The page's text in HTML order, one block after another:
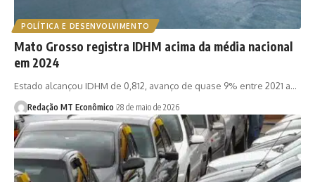
POLÍTICA E DESENVOLVIMENTO
Mato Grosso registra IDHM acima da média nacional
em 2024
Estado alcançou IDHM de 0,812, avanço de quase 9% entre 2021 a…
Redação MT Econômico 28 de maio de 2026